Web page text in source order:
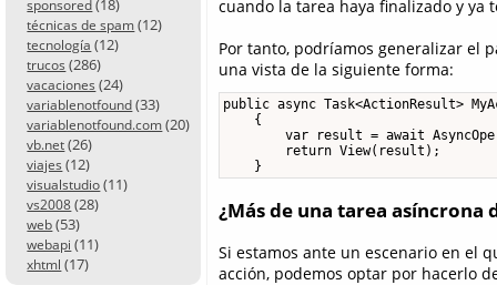
sponsored (18)
técnicas de spam (12)
tecnología (12)
trucos (286)
vacaciones (24)
variablenotfound (33)
variablenotfound.com (20)
vb.net (26)
viajes (12)
visualstudio (11)
vs2008 (28)
web (53)
webapi (11)
xhtml (17)
cuando la tarea haya finalizado y
Por tanto, podríamos generalizar el
una vista de la siguiente forma:
public async Task<ActionResult>
    {
var result = await
        return View(result);
    }
¿Más de una tarea asíncrona
Si estamos ante un escenario en el
acción, podemos optar por hacerlo